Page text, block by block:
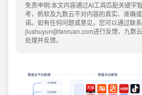
免责申明:本文内容通过AI工具匹配关键字
考，帆软及九数云不对内容的真实、准确
诺。如有任何问题或意见，您可以通过联系
jiushuyun@fanruan.com进行反馈，九数
处理并反馈。